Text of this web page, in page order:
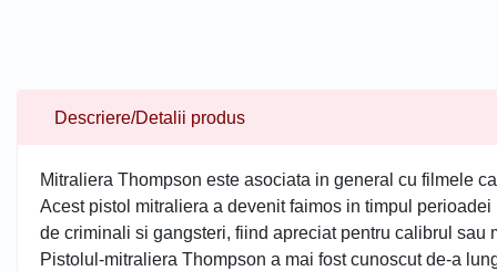
Descriere/Detalii produs
Mitraliera Thompson este asociata in general cu filmele
Acest pistol mitraliera a devenit faimos in timpul
de criminali si gangsteri, fiind apreciat pentru calibrul
Pistolul-mitraliera Thompson a mai fost cunoscut de-a